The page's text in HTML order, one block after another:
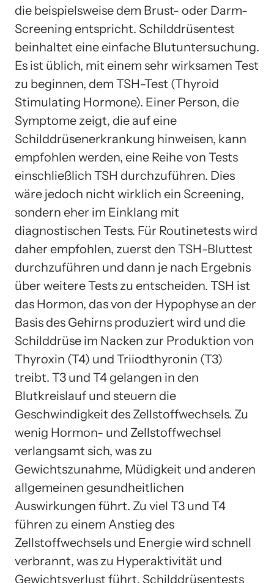
die beispielsweise dem Brust- oder Darm-
Screening entspricht. Schilddrüsentest
beinhaltet eine einfache Blutuntersuchung.
Es ist üblich, mit einem sehr wirksamen Test
zu beginnen, dem TSH-Test (Thyroid
Stimulating Hormone). Einer Person, die
Symptome zeigt, die auf eine
Schilddrüsenerkrankung hinweisen, kann
empfohlen werden, eine Reihe von Tests
einschließlich TSH durchzuführen. Dies
wäre jedoch nicht wirklich ein Screening,
sondern eher im Einklang mit
diagnostischen Tests. Für Routinetests wird
daher empfohlen, zuerst den TSH-Bluttest
durchzuführen und dann je nach Ergebnis
über weitere Tests zu entscheiden. TSH ist
das Hormon, das von der Hypophyse an der
Basis des Gehirns produziert wird und die
Schilddrüse im Nacken zur Produktion von
Thyroxin (T4) und Triiodthyronin (T3)
treibt. T3 und T4 gelangen in den
Blutkreislauf und steuern die
Geschwindigkeit des Zellstoffwechsels. Zu
wenig Hormon- und Zellstoffwechsel
verlangsamt sich, was zu
Gewichtszunahme, Müdigkeit und anderen
allgemeinen gesundheitlichen
Auswirkungen führt. Zu viel T3 und T4
führen zu einem Anstieg des
Zellstoffwechsels und Energie wird schnell
verbrannt, was zu Hyperaktivität und
Gewichtsverlust führt. Schilddrüsentests